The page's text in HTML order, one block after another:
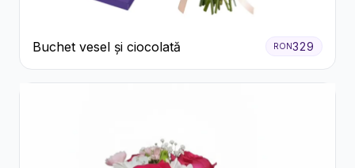
Buchet vesel și ciocolată RON329